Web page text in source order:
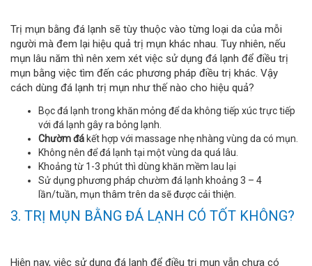
Trị mụn bằng đá lạnh sẽ tùy thuộc vào từng loại da của mỗi
người mà đem lại hiệu quả trị mụn khác nhau. Tuy nhiên, nếu
mụn lâu năm thì nên xem xét việc sử dụng đá lạnh để điều trị
mụn bằng việc tìm đến các phương pháp điều trị khác. Vậy
cách dùng đá lạnh trị mụn như thế nào cho hiệu quả?
Bọc đá lạnh trong khăn mỏng để da không tiếp xúc trực tiếp
với đá lạnh gây ra bỏng lạnh.
Chườm đá kết hợp với massage nhẹ nhàng vùng da có mụn.
Không nên để đá lạnh tại một vùng da quá lâu.
Khoảng từ 1-3 phút thì dùng khăn mềm lau lại
Sử dụng phương pháp chườm đá lạnh khoảng 3 – 4
lần/tuần, mụn thâm trên da sẽ được cải thiện.
3. TRỊ MỤN BẰNG ĐÁ LẠNH CÓ TỐT KHÔNG?
Hiện nay, việc sử dụng đá lạnh để điều trị mụn vẫn chưa có